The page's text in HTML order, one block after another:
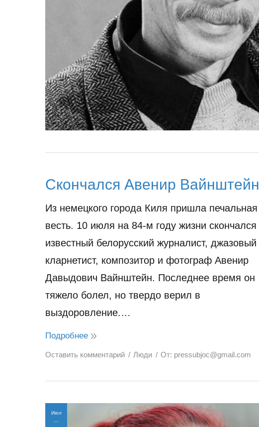
Скончался Авенир Вайнштейн
Из немецкого города Киля пришла печальная
весть. 10 июля на 84-м году жизни скончался
известный белорусский журналист, джазовый
кларнетист, композитор и фотограф Авенир
Давыдович Вайнштейн. Последнее время он
тяжело болел, но твердо верил в
выздоровление.…
Подробнее
Оставить комментарий Люди От: pressubjoc@gmail.com
Июл